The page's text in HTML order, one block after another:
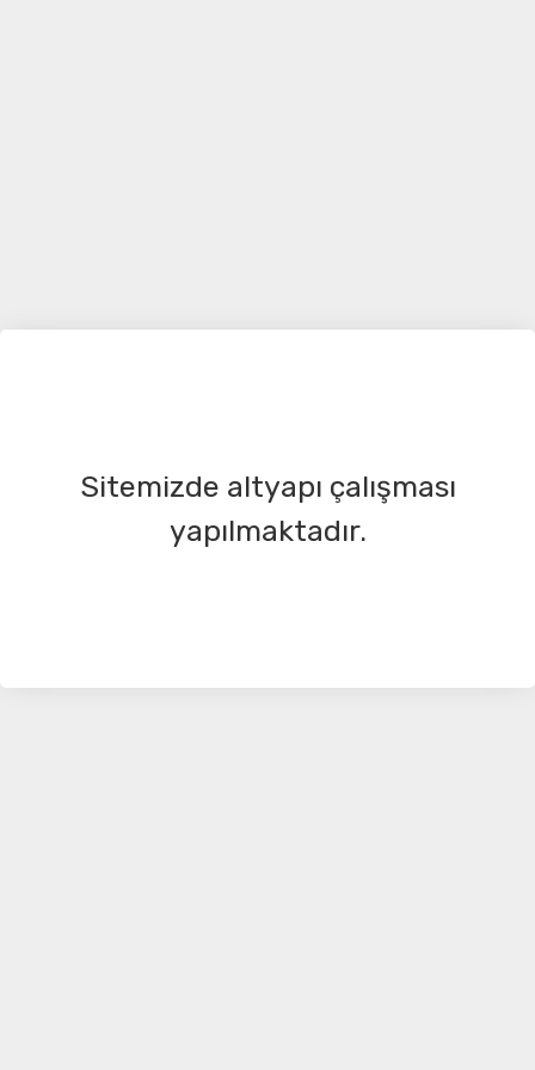
Sitemizde altyapı çalışması
yapılmaktadır.